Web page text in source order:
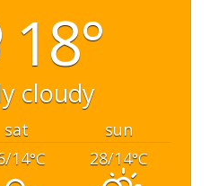
18°
cloudy
sat
sun
14°C 28/14°C